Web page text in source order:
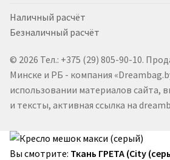
Наличный расчёт
Безналичный расчёт
© 2026 Тел.: +375 (29) 805-90-10.
Минске и РБ - компания
использовании материалов сайта,
и тексты, активная ссылка на
Вы смотрите: Ткань ГРЕТА (City